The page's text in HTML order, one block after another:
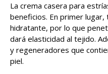
La crema casera para
beneficios. En primer
hidratante, por lo que
dará elasticidad al tejido.
y regeneradores que
piel.